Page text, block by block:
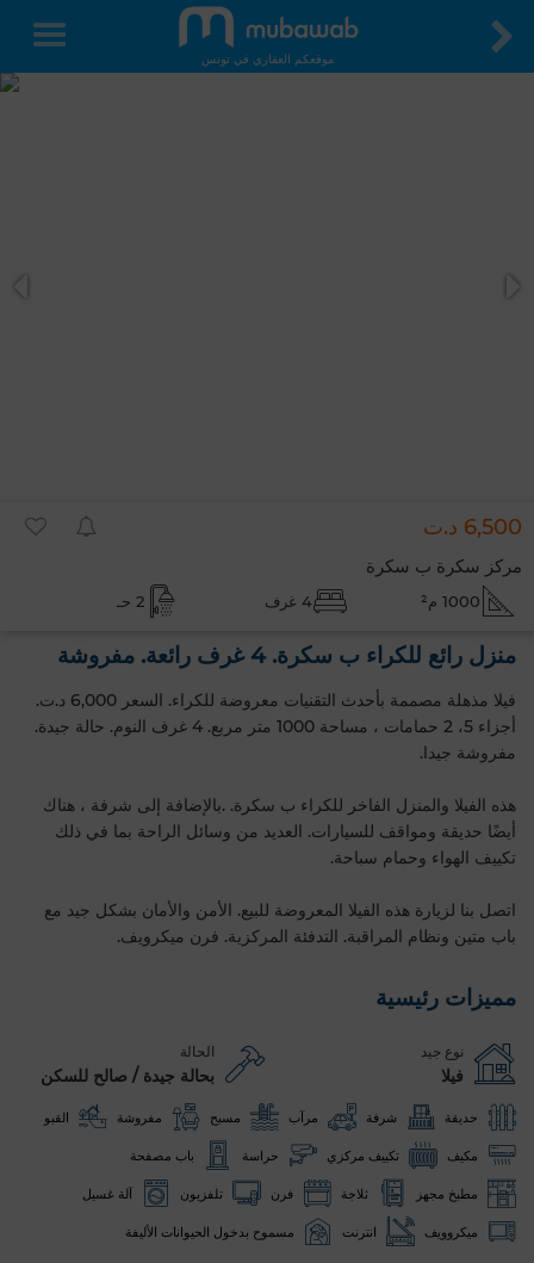
موقعكم العقاري في تونس
6,500 د.ت
مركز سكرة ب سكرة
1000 م² 4 غرف 2 حـ
منزل رائع للكراء ب سكرة. 4 غرف رائعة. مفروشة
فيلا مذهلة مصممة بأحدث التقنيات معروضة للكراء. السعر 6,000 د.ت.
أجزاء 5، 2 حمامات ، مساحة 1000 متر مربع. 4 غرف النوم. حالة جيدة.
مفروشة جيدا.
هذه الفيلا والمنزل الفاخر للكراء ب سكرة. .بالإضافة إلى شرفة ، هناك
أيضًا حديقة ومواقف للسيارات. العديد من وسائل الراحة بما في ذلك
تكييف الهواء وحمام سباحة.
اتصل بنا لزيارة هذه الفيلا المعروضة للبيع. الأمن والأمان بشكل جيد مع
باب متين ونظام المراقبة. التدفئة المركزية. فرن ميكرويف.
مميزات رئيسية
نوع جيد
فيلا
الحالة
بحالة جيدة / صالح للسكن
حديقة شرفة مرآب مسبح مفروشة القبو
مكيف تكييف مركزي حراسة باب مصفحة
مطبخ مجهز ثلاجة فرن تلفزيون آلة غسيل
ميكروويف انترنت مسموح بدخول الحيوانات الأليفة